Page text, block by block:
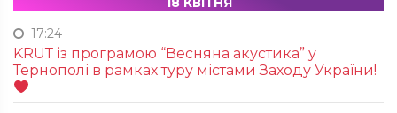
17:24
KRUТ із програмою “Весняна акустика” у
Тернополі в рамках туру містами Заходу України!